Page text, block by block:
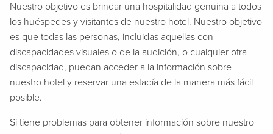
Nuestro objetivo es brindar una hospitalidad genuina a todos
los huéspedes y visitantes de nuestro hotel. Nuestro objetivo
es que todas las personas, incluidas aquellas con
discapacidades visuales o de la audición, o cualquier otra
discapacidad, puedan acceder a la información sobre
nuestro hotel y reservar una estadía de la manera más fácil
posible.
Si tiene problemas para obtener información sobre nuestro